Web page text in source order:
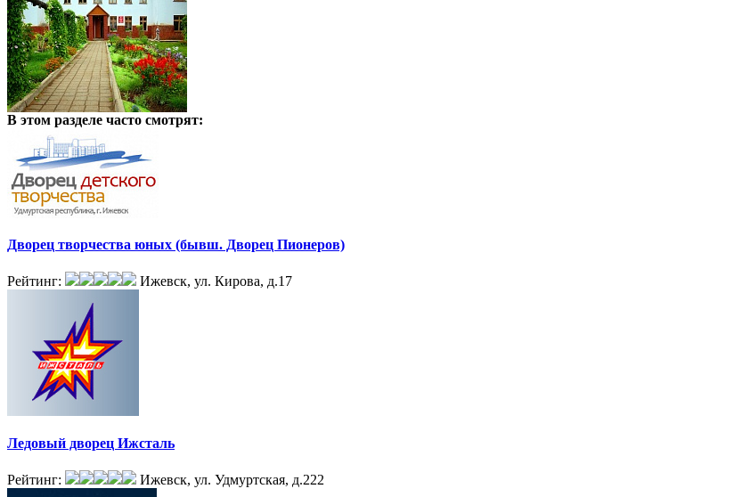
В этом разделе часто смотрят:
Дворец творчества юных (бывш. Дворец Пионеров)
Рейтинг: Ижевск, ул. Кирова, д.17
Ледовый дворец Ижсталь
Рейтинг: Ижевск, ул. Удмуртская, д.222